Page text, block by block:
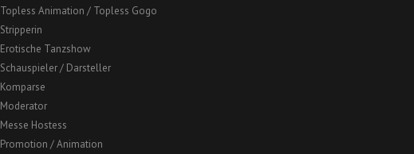
Topless Animation / Topless Gogo
Stripperin
Erotische Tanzshow
Schauspieler / Darsteller
Komparse
Moderator
Messe Hostess
Promotion / Animation